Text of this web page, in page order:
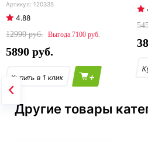
120335
4.88
12990
7100
5890
+
Другие товары